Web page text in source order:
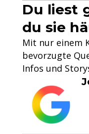
Du liest
du sie
Mit nur einem
bevorzugte
Infos und